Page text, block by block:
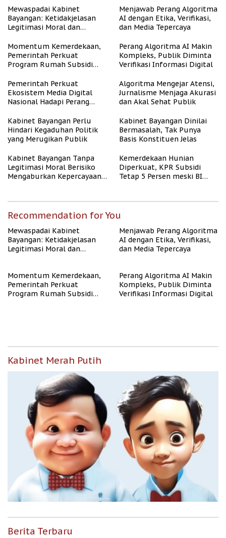
Mewaspadai Kabinet
Bayangan: Ketidakjelasan
Legitimasi Moral dan
Menjawab Perang Algoritma
AI dengan Etika, Verifikasi,
dan Media Tepercaya
Momentum Kemerdekaan,
Pemerintah Perkuat
Program Rumah Subsidi
Berpenghasilan Rendah
Perang Algoritma AI Makin
Kompleks, Publik Diminta
Verifikasi Informasi Digital
Pemerintah Perkuat
Ekosistem Media Digital
Nasional Hadapi Perang
Algoritma Mengejar Atensi,
Jurnalisme Menjaga Akurasi
dan Akal Sehat Publik
Kabinet Bayangan Perlu
Hindari Kegaduhan Politik
yang Merugikan Publik
Kabinet Bayangan Dinilai
Bermasalah, Tak Punya
Basis Konstituen Jelas
Kabinet Bayangan Tanpa
Legitimasi Moral Berisiko
Mengaburkan Kepercayaan
Kemerdekaan Hunian
Diperkuat, KPR Subsidi
Tetap 5 Persen meski BI
Recommendation for You
Mewaspadai Kabinet
Bayangan: Ketidakjelasan
Legitimasi Moral dan
Menjawab Perang Algoritma
AI dengan Etika, Verifikasi,
dan Media Tepercaya
Momentum Kemerdekaan,
Pemerintah Perkuat
Program Rumah Subsidi
Perang Algoritma AI Makin
Kompleks, Publik Diminta
Verifikasi Informasi Digital
Kabinet Merah Putih
Berita Terbaru